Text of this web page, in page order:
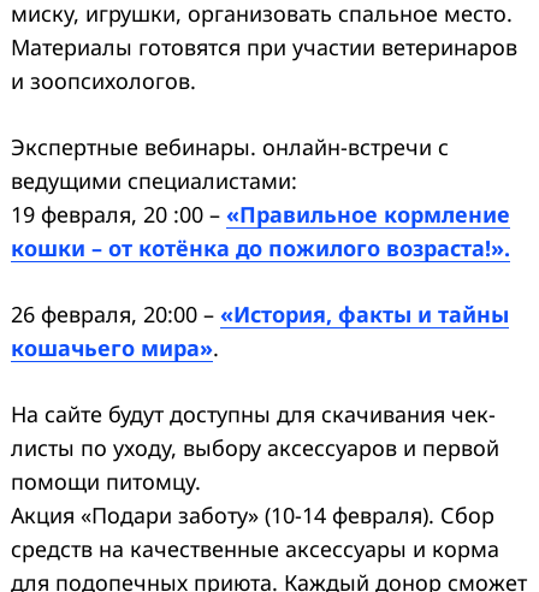
миску, игрушки, организовать спальное место.
Материалы готовятся при участии ветеринаров
и зоопсихологов.
Экспертные вебинары. онлайн-встречи с
ведущими специалистами:
19 февраля, 20 :00 – «Правильное кормление
кошки – от котёнка до пожилого возраста!».
26 февраля, 20:00 – «История, факты и тайны
кошачьего мира».
На сайте будут доступны для скачивания чек-
листы по уходу, выбору аксессуаров и первой
помощи питомцу.
Акция «Подари заботу» (10-14 февраля). Сбор
средств на качественные аксессуары и корма
для подопечных приюта. Каждый донор сможет